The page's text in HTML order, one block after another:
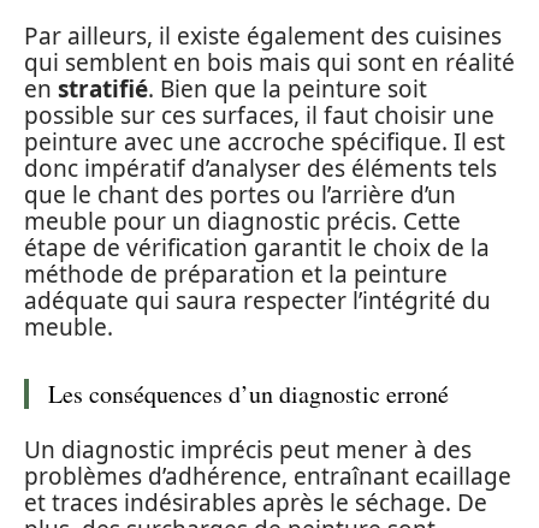
Par ailleurs, il existe également des cuisines
qui semblent en bois mais qui sont en réalité
en stratifié. Bien que la peinture soit
possible sur ces surfaces, il faut choisir une
peinture avec une accroche spécifique. Il est
donc impératif d’analyser des éléments tels
que le chant des portes ou l’arrière d’un
meuble pour un diagnostic précis. Cette
étape de vérification garantit le choix de la
méthode de préparation et la peinture
adéquate qui saura respecter l’intégrité du
meuble.
Les conséquences d’un diagnostic erroné
Un diagnostic imprécis peut mener à des
problèmes d’adhérence, entraînant ecaillage
et traces indésirables après le séchage. De